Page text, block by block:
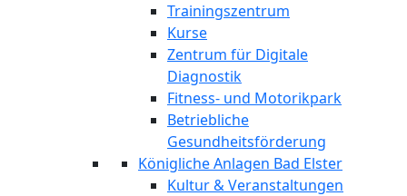
Trainingszentrum
Kurse
Zentrum für Digitale
Diagnostik
Fitness- und Motorikpark
Betriebliche
Gesundheitsförderung
Königliche Anlagen Bad Elster
Kultur & Veranstaltungen